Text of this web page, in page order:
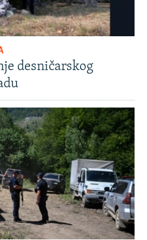
desničarskog